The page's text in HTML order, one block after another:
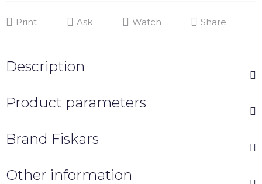
Print Ask Watch Share
Description
Product parameters
Brand Fiskars
Other information